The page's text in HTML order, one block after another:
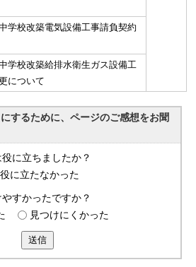
学校改築電気設備工事請負契約
学校改築給排水衛生ガス設備工
について
するために、ページのご感想をお聞
に立ちましたか？
役に立たなかった
すかったですか？
見つけにくかった
送信